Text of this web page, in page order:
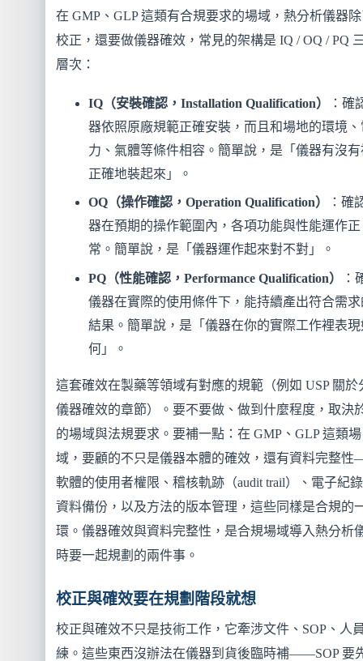
在 GMP、GLP 這類有合規要求的場域，熱分析儀器
校正，還要做儀器確效，常見的架構是 IQ / OQ / PQ
層次：
IQ（安裝確認，Installation Qualification）
：確
器依照原廠規範正確安裝，而且和場地的環境、
力、氣體等條件相容。簡單說，是「儀器有沒有
正確地裝起來」。
OQ（操作確認，Operation Qualification）
：確
器在預期的操作範圍內，各項功能與性能運作正
常。簡單說，是「儀器運作起來對不對」。
PQ（性能確認，Performance Qualification）
：
儀器在實際的使用條件下，能持續產出符合需求
結果。簡單說，是「儀器在你的實際工作裡表現
何」。
這套確效在製藥等領域有對應的規範（例如 USP 關於
儀器確效的章節）。要不要做、做到什麼程度，取決
的場域與法規要求。要補一點：在 GMP、GLP 這類場
域，要顧的不只是儀器本體的確效，還有資料完整
軟體的使用者權限、稽核軌跡（audit trail）、電子紀
資料備份，以及方法的版本管理，這些同樣是合規的
環。儀器確效與資料完整性，是合規場域導入熱分析
時要一起規劃的兩件事。
校正與確效要在規劃階段就想
校正與確效不只是技術工作，它牽涉文件、SOP、人
練。這些東西沒辦法在儀器到貨後臨時補——SOP 要